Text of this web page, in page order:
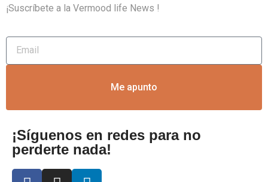
¡Suscríbete a la Vermood life News !
Me apunto
¡Síguenos en redes para no
perderte nada!